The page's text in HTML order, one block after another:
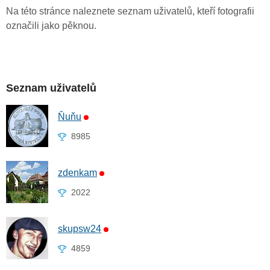
Na této stránce naleznete seznam uživatelů, kteří fotografii
označili jako pěknou.
Seznam uživatelů
Ňuňu
8985
zdenkam
2022
skupsw24
4859